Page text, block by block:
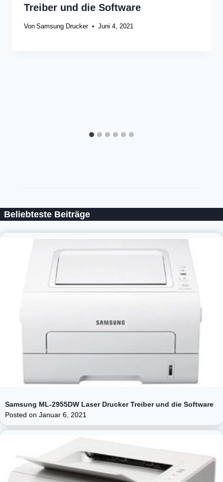
Treiber und die Software
Von Samsung Drucker Juni 4, 2021
Beliebteste Beiträge
Samsung ML-2955DW Laser Drucker Treiber und die Software
Posted on Januar 6, 2021